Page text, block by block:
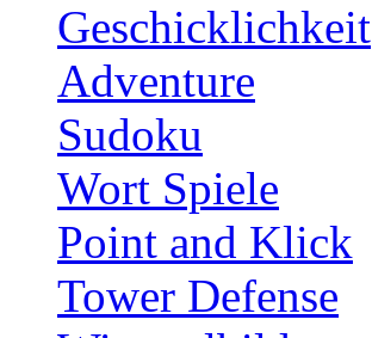
Geschicklichkeit
Adventure
Sudoku
Wort Spiele
Point and Klick
Tower Defense